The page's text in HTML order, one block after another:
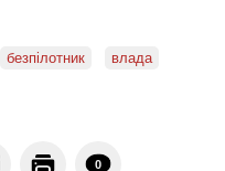
безпілотник
влада
0